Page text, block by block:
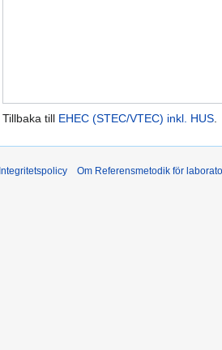
Tillbaka till EHEC (STEC/VTEC) inkl. HUS.
Integritetspolicy Om Referensmetodik för